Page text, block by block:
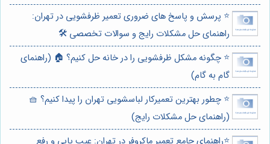
⭐️ پرسش و پاسخ های ضروری تعمیر ظرفشویی در تهران:
راهنمای حل مشکلات رایج و سوالات تخصصی 🛠️
⭐️ چگونه مشکل ظرفشویی را در خانه حل کنیم؟ 🏠 (راهنمای
گام به گام)
⭐️ چطور بهترین تعمیرکار لباسشویی تهران را پیدا کنیم؟ 🧺
(راهنمای حل مشکلات رایج)
⭐️راهنمای جامع تعمیر ماکروفر در تهران: عیب یابی و رفع